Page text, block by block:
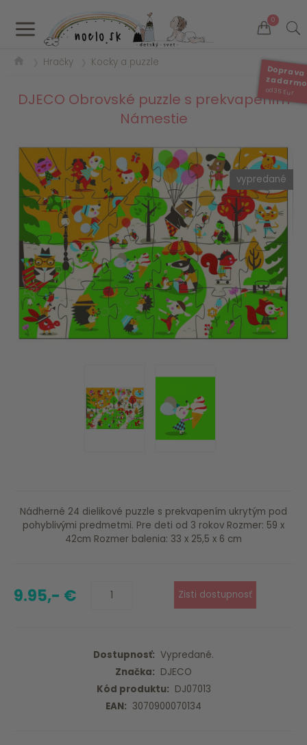
a 0
Doprava
od 35 Eur
Hračky Kocky a puzzle
DJECO Obrovské puzzle s prekvapením
Námestie
vypredané
Nádherné 24 dielikové puzzle s prekvapením ukrytým pod
pohyblivými predmetmi. Pre deti od 3 rokov Rozmer: 59 x
42cm Rozmer balenia: 33 x 25,5 x 6 cm
9.95,- €
Dostupnosť: Vypredané.
Značka: DJECO
Kód produktu: DJ07013
EAN: 3070900070134